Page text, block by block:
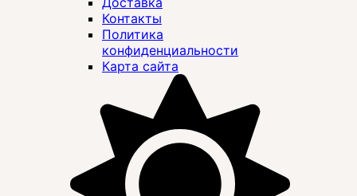
Контакты
Политика
конфиденциальности
Карта сайта